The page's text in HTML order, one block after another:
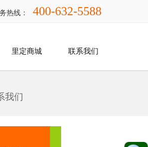
热线： 400-632-5588
里定商城 联系我们
我们